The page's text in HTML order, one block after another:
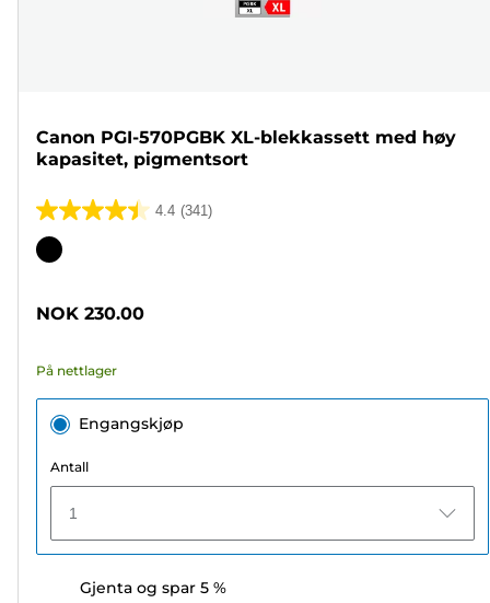
Canon PGI-570PGBK XL-blekkassett med høy
kapasitet, pigmentsort
4.4 (341)
4.4
av
341
Fargekassett
NOK 230.00
På nettlager
Engangskjøp
Antall
1
Gjenta og spar 5 %